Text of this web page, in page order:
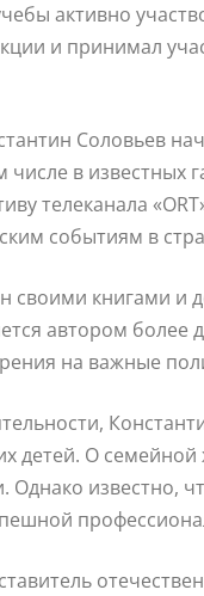
активно
и принимал
Соловьев
в известных
телеканала
событиям в
своими книгами
автором более
на важные
детей. О
известно,